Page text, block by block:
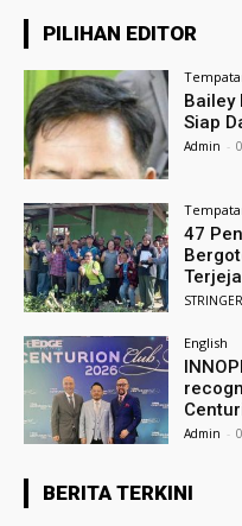
PILIHAN EDITOR
Bailey
Siap
Admin -
47
STRINGER
English
Admin -
BERITA TERKINI